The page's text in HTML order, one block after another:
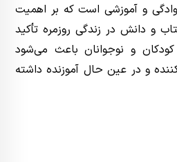
و آموزشی است که بر اهمیت
و دانش در زندگی روزمره تأکید
کودکان و نوجوانان باعث می‌شود
و در عین حال آموزنده داشته